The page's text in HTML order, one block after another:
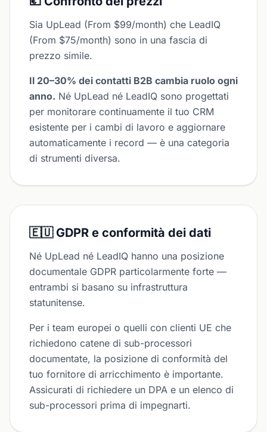
Sia UpLead (From $99/month) che LeadIQ
(From $75/month) sono in una fascia di
prezzo simile.
Il 20–30% dei contatti B2B cambia ruolo ogni
anno. Né UpLead né LeadIQ sono progettati
per monitorare continuamente il tuo CRM
esistente per i cambi di lavoro e aggiornare
automaticamente i record — è una categoria
di strumenti diversa.
🇪🇺 GDPR e conformità dei dati
Né UpLead né LeadIQ hanno una posizione
documentale GDPR particolarmente forte —
entrambi si basano su infrastruttura
statunitense.
Per i team europei o quelli con clienti UE che
richiedono catene di sub-processori
documentate, la posizione di conformità del
tuo fornitore di arricchimento è importante.
Assicurati di richiedere un DPA e un elenco di
sub-processori prima di impegnarti.